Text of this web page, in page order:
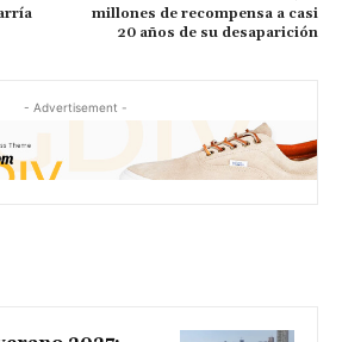
millones de recompensa a casi
20 años de su desaparición
- Advertisement -